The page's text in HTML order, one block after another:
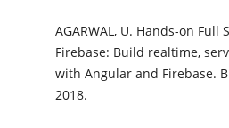
AGARWAL, U. Hands-on
Firebase: Build realtime,
with Angular and Firebase.
2018.